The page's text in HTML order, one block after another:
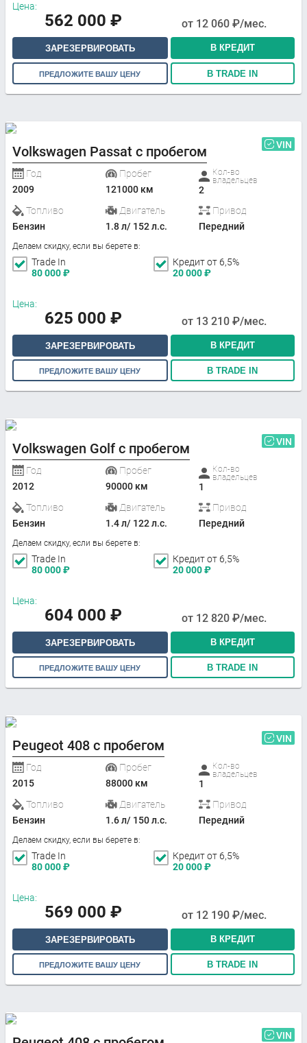
Цена:
562 000 ₽ от 12 060 ₽/мес.
ЗАРЕЗЕРВИРОВАТЬ В КРЕДИТ
ПРЕДЛОЖИТЕ ВАШУ ЦЕНУ В TRADE IN
Volkswagen Passat с пробегом VIN
Год
2009
Пробег
121000 км
Кол-во
владельцев
2
Топливо
Бензин
Двигатель
1.8 л/ 152 л.с.
Привод
Передний
Делаем скидку, если вы берете в:
Trade In
80 000₽
Кредит от 6,5%
20 000₽
Цена:
625 000 ₽ от 13 210 ₽/мес.
ЗАРЕЗЕРВИРОВАТЬ В КРЕДИТ
ПРЕДЛОЖИТЕ ВАШУ ЦЕНУ В TRADE IN
Volkswagen Golf с пробегом VIN
Год
2012
Пробег
90000 км
Кол-во
владельцев
1
Топливо
Бензин
Двигатель
1.4 л/ 122 л.с.
Привод
Передний
Делаем скидку, если вы берете в:
Trade In
80 000₽
Кредит от 6,5%
20 000₽
Цена:
604 000 ₽ от 12 820 ₽/мес.
ЗАРЕЗЕРВИРОВАТЬ В КРЕДИТ
ПРЕДЛОЖИТЕ ВАШУ ЦЕНУ В TRADE IN
Peugeot 408 с пробегом VIN
Год
2015
Пробег
88000 км
Кол-во
владельцев
1
Топливо
Бензин
Двигатель
1.6 л/ 150 л.с.
Привод
Передний
Делаем скидку, если вы берете в:
Trade In
80 000₽
Кредит от 6,5%
20 000₽
Цена:
569 000 ₽ от 12 190 ₽/мес.
ЗАРЕЗЕРВИРОВАТЬ В КРЕДИТ
ПРЕДЛОЖИТЕ ВАШУ ЦЕНУ В TRADE IN
VIN